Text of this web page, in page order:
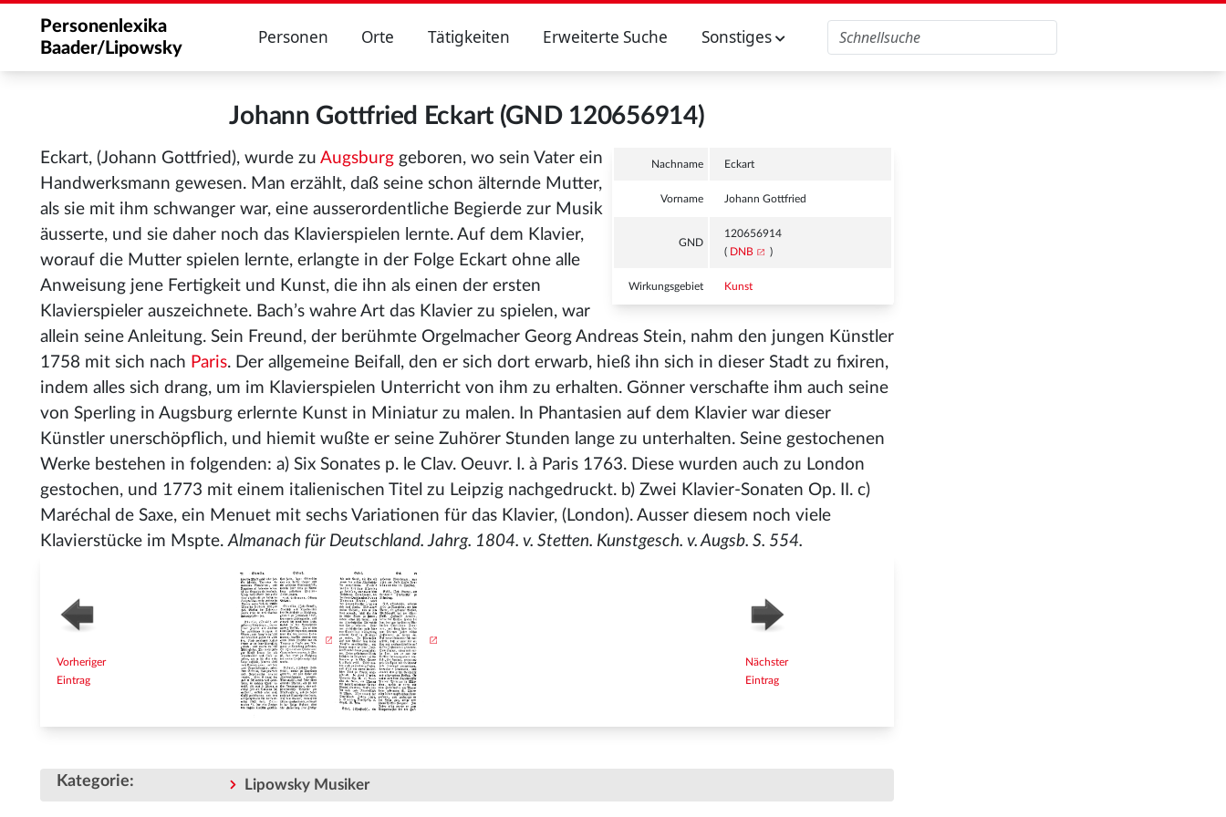
Personenlexika
Baader/Lipowsky
Personen Orte Tätigkeiten Erweiterte Suche Sonstiges
Johann Gottfried Eckart (GND 120656914)
Nachname Eckart
Vorname Johann Gottfried
GND
120656914
( DNB )
Wirkungsgebiet Kunst
Eckart, (Johann Gottfried), wurde zu Augsburg geboren, wo sein Vater ein
Handwerksmann gewesen. Man erzählt, daß seine schon älternde Mutter,
als sie mit ihm schwanger war, eine ausserordentliche Begierde zur Musik
äusserte, und sie daher noch das Klavierspielen lernte. Auf dem Klavier,
worauf die Mutter spielen lernte, erlangte in der Folge Eckart ohne alle
Anweisung jene Fertigkeit und Kunst, die ihn als einen der ersten
Klavierspieler auszeichnete. Bach’s wahre Art das Klavier zu spielen, war
allein seine Anleitung. Sein Freund, der berühmte Orgelmacher Georg Andreas Stein, nahm den jungen Künstler
1758 mit sich nach Paris. Der allgemeine Beifall, den er sich dort erwarb, hieß ihn sich in dieser Stadt zu fixiren,
indem alles sich drang, um im Klavierspielen Unterricht von ihm zu erhalten. Gönner verschafte ihm auch seine
von Sperling in Augsburg erlernte Kunst in Miniatur zu malen. In Phantasien auf dem Klavier war dieser
Künstler unerschöpflich, und hiemit wußte er seine Zuhörer Stunden lange zu unterhalten. Seine gestochenen
Werke bestehen in folgenden: a) Six Sonates p. le Clav. Oeuvr. I. à Paris 1763. Diese wurden auch zu London
gestochen, und 1773 mit einem italienischen Titel zu Leipzig nachgedruckt. b) Zwei Klavier-Sonaten Op. II. c)
Maréchal de Saxe, ein Menuet mit sechs Variationen für das Klavier, (London). Ausser diesem noch viele
Klavierstücke im Mspte.Almanach für Deutschland. Jahrg. 1804. v. Stetten. Kunstgesch. v. Augsb. S. 554.
Vorheriger
Eintrag
Nächster
Eintrag
Kategorie: Lipowsky Musiker